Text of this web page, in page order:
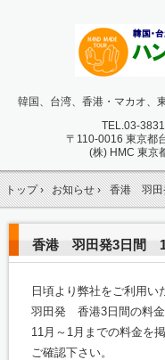
韓国、台湾、香港・マカオ、
TEL.03-
〒110-0016 東京都
(株) HMC 東京
トップ› お知らせ› 香港 羽田
香港 羽田発3日間
日頃より弊社をご利用い
羽田発 香港3日間の料金
11月～1月までの料金を
ご確認下さい。